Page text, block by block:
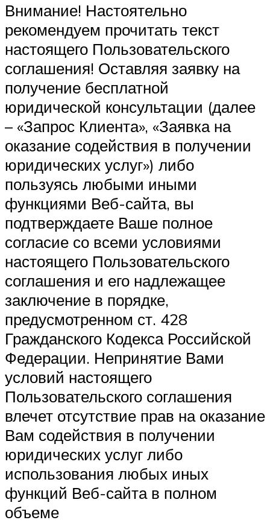
Внимание! Настоятельно
рекомендуем прочитать текст
настоящего Пользовательского
соглашения! Оставляя заявку на
получение бесплатной
юридической консультации (далее
– «Запрос Клиента», «Заявка на
оказание содействия в получении
юридических услуг») либо
пользуясь любыми иными
функциями Веб-сайта, вы
подтверждаете Ваше полное
согласие со всеми условиями
настоящего Пользовательского
соглашения и его надлежащее
заключение в порядке,
предусмотренном ст. 428
Гражданского Кодекса Российской
Федерации. Непринятие Вами
условий настоящего
Пользовательского соглашения
влечет отсутствие прав на оказание
Вам содействия в получении
юридических услуг либо
использования любых иных
функций Веб-сайта в полном
объеме